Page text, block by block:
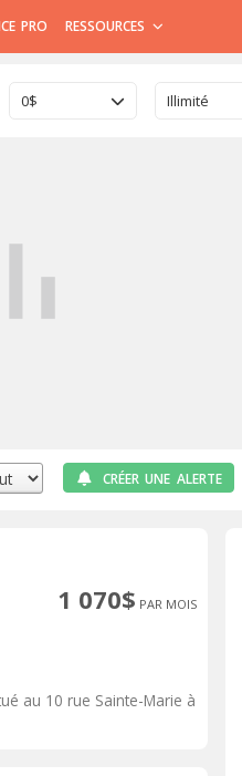
PRO RESSOURCES
0$ Illimité
CRÉER UNE ALERTE
1 070$ PAR MOIS
au 10 rue Sainte-Marie à